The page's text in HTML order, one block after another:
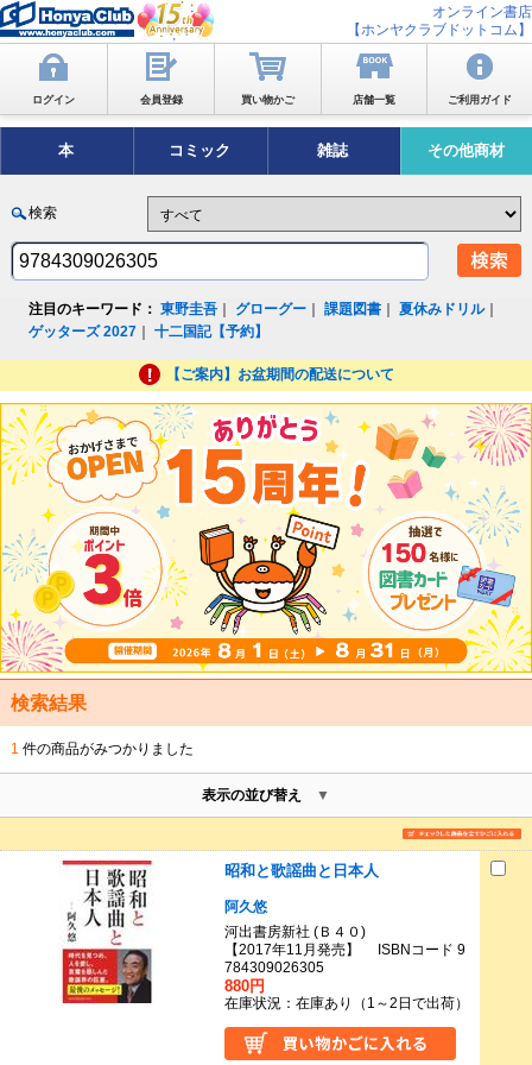
オンライン書店
【ホンヤクラブドットコム】
ログイン 会員登録 買い物かご 店舗一覧 ご利用ガイド
本 コミック 雑誌 その他商材
検索
注目のキーワード： 東野圭吾 グローグー ｜課題図書 ｜夏休みドリル｜
ゲッターズ 2027 ｜十二国記【予約】
【ご案内】お盆期間の配送について
検索結果
1 件の商品がみつかりました
表示の並び替え
昭和と歌謡曲と日本人
阿久悠
河出書房新社 (Ｂ４０)
【2017年11月発売】 ISBNコード 9
784309026305
880円
在庫状況：在庫あり（1～2日で出荷）